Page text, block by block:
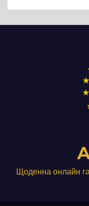
Щоденна онлайн